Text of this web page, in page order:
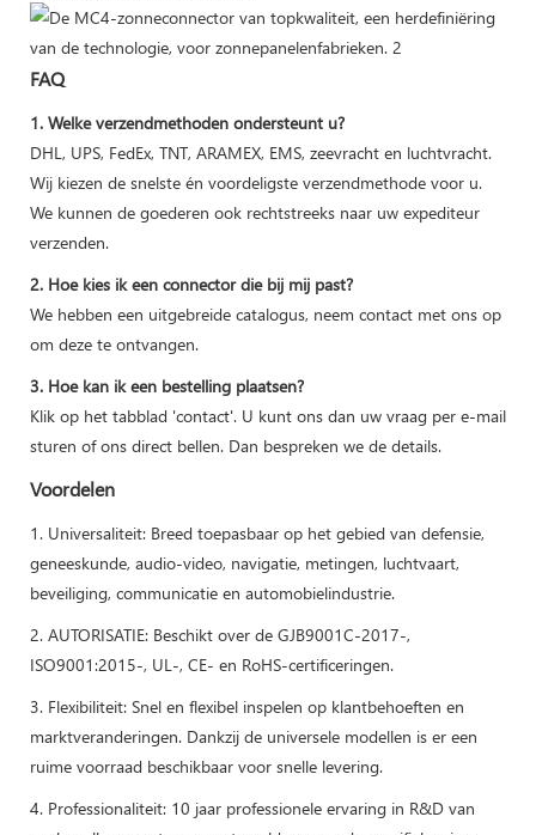
FAQ
1. Welke verzendmethoden ondersteunt u?
DHL, UPS, FedEx, TNT, ARAMEX, EMS, zeevracht en luchtvracht.
Wij kiezen de snelste én voordeligste verzendmethode voor u.
We kunnen de goederen ook rechtstreeks naar uw expediteur
verzenden.
2. Hoe kies ik een connector die bij mij past?
We hebben een uitgebreide catalogus, neem contact met ons op
om deze te ontvangen.
3. Hoe kan ik een bestelling plaatsen?
Klik op het tabblad 'contact'. U kunt ons dan uw vraag per e-mail
sturen of ons direct bellen. Dan bespreken we de details.
Voordelen
1. Universaliteit: Breed toepasbaar op het gebied van defensie,
geneeskunde, audio-video, navigatie, metingen, luchtvaart,
beveiliging, communicatie en automobielindustrie.
2. AUTORISATIE: Beschikt over de GJB9001C-2017-,
ISO9001:2015-, UL-, CE- en RoHS-certificeringen.
3. Flexibiliteit: Snel en flexibel inspelen op klantbehoeften en
marktveranderingen. Dankzij de universele modellen is er een
ruime voorraad beschikbaar voor snelle levering.
4. Professionaliteit: 10 jaar professionele ervaring in R&D van